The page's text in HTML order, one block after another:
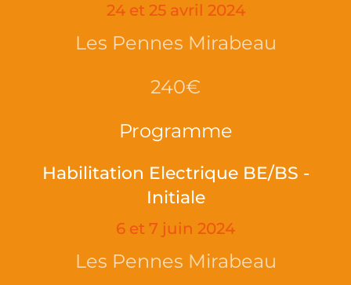
24 et 25 avril 2024
Les Pennes Mirabeau
240€
Programme
Habilitation Electrique BE/BS -
Initiale
6 et 7 juin 2024
Les Pennes Mirabeau